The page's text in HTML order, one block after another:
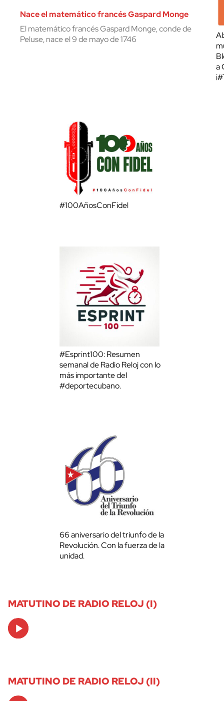
Nace el matemático francés Gaspard Monge
El matemático francés Gaspard Monge, conde de
Peluse, nace el 9 de mayo de 1746
a
#100AñosConFidel
#Esprint100: Resumen
semanal de Radio Reloj con lo
más importante del
#deportecubano.
66 aniversario del triunfo de la
Revolución. Con la fuerza de la
unidad.
MATUTINO DE RADIO RELOJ (I)
Audio
Player
MATUTINO DE RADIO RELOJ (II)